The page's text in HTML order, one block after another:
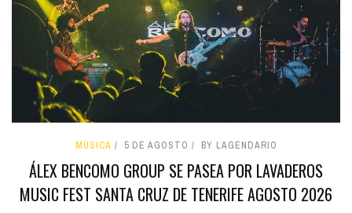
MÚSICA 5 DE AGOSTO BY LAGENDARIO
ÁLEX BENCOMO GROUP SE PASEA POR LAVADEROS
MUSIC FEST SANTA CRUZ DE TENERIFE AGOSTO 2026